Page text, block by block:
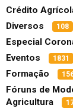
Crédito
Diversos 108
Especial
Eventos 1831
Formação
Fóruns de
Agricultura